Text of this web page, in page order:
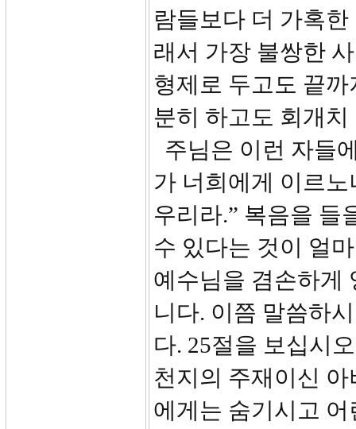
람들보다 더 가혹
래서 가장 불쌍한
형제로 두고도 끝
분히 하고도 회개
주님은 이런 자들
가 너희에게 이르
우리라.” 복음을 들
수 있다는 것이 얼
예수님을 겸손하게
니다. 이쯤 말씀하
다. 25절을 보십시
천지의 주재이신
에게는 숨기시고